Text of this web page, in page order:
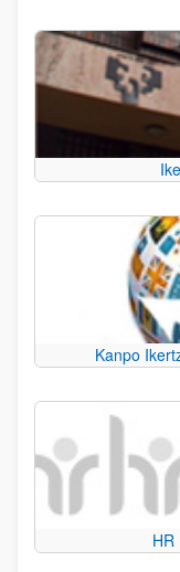
Kanpo
HR